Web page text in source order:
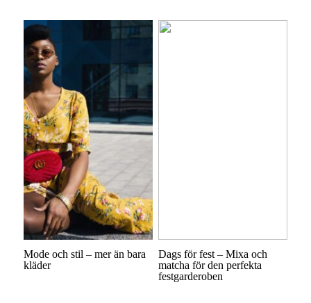
Mode och stil – mer än bara
kläder
Dags för fest – Mixa och
matcha för den perfekta
festgarderoben